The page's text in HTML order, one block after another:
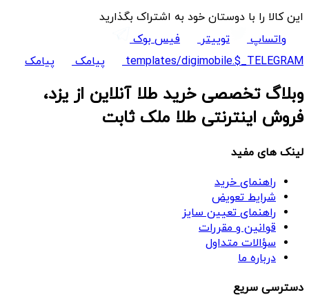
این کالا را با دوستان خود به اشتراک بگذارید
واتساپ
توییتر
فیس بوک
templates/digimobile.$_TELEGRAM
پیامک پیامک
وبلاگ تخصصی خرید طلا آنلاین از یزد،
فروش اینترنتی طلا ملک ثابت
لینک های مفید
راهنمای خرید
شرایط تعویض
راهنمای تعیین سایز
قوانین و مقررات
سؤالات متداول
درباره ما
دسترسی سریع